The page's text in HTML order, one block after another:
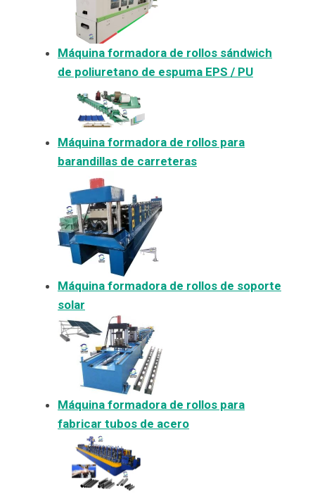
Máquina formadora de rollos sándwich
de poliuretano de espuma EPS / PU
Máquina formadora de rollos para
barandillas de carreteras
Máquina formadora de rollos de soporte
solar
Máquina formadora de rollos para
fabricar tubos de acero